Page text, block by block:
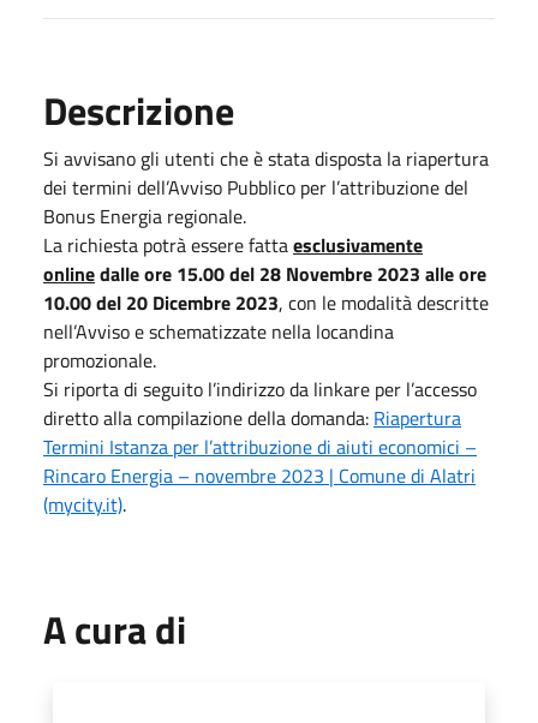
Descrizione
Si avvisano gli utenti che è stata disposta la riapertura
dei termini dell’Avviso Pubblico per l’attribuzione del
Bonus Energia regionale.
La richiesta potrà essere fattaesclusivamente
onlinedalle ore 15.00 del 28 Novembre 2023 alle ore
10.00 del 20 Dicembre 2023, con le modalità descritte
nell’Avviso e schematizzate nella locandina
promozionale.
Si riporta di seguito l’indirizzo da linkare per l’accesso
diretto alla compilazione della domanda: Riapertura
Termini Istanza per l’attribuzione di aiuti economici –
Rincaro Energia – novembre 2023 | Comune di Alatri
(mycity.it).
A cura di